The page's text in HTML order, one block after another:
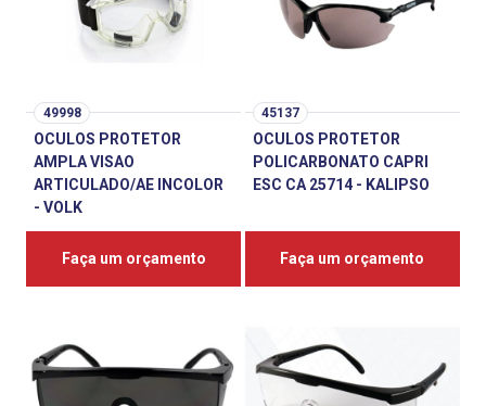
49998
OCULOS PROTETOR
AMPLA VISAO
ARTICULADO/AE INCOLOR
- VOLK
Faça um orçamento
45137
OCULOS PROTETOR
POLICARBONATO CAPRI
ESC CA 25714 - KALIPSO
Faça um orçamento